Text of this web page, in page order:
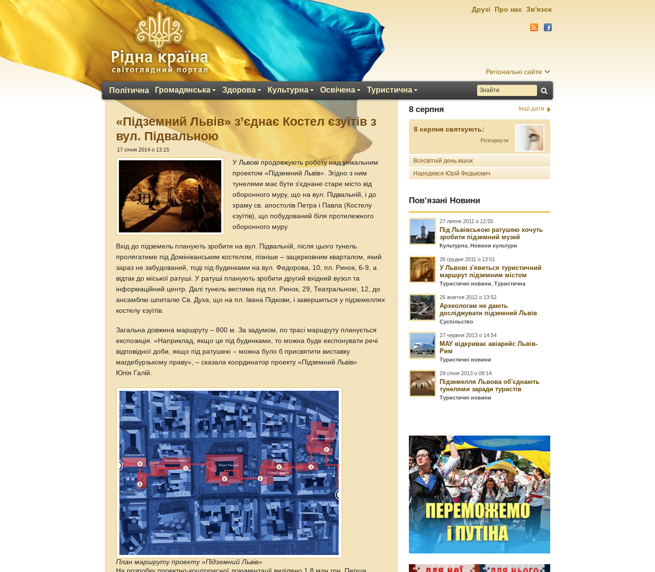
Регіональні сайти
Політична Громадянська Здорова Культурна Освічена Туристична
Друзі Про нас Зв'язок
«Підземний Львів» з’єднає Костел єзуїтів з
вул. Підвальною
17 січня 2014 о 13:15
У Львові продовжують роботу над унікальним
проектом «Підземний Львів». Згідно з ним
тунелями має бути з'єднане старе місто від
оборонного муру, що на вул. Підвальній, і до
храму св. апостолів Петра і Павла (Костелу
єзуїтів), що побудований біля протилежного
оборонного муру.
Вхід до підземель планують зробити на вул. Підвальній, після цього тунель
пролягатиме під Домініканським костелом, пізніше – зацерковним кварталом, який
зараз не забудований, тоді під будинками на вул. Федорова, 10, пл. Ринок, 6-9, а
відтак до міської ратуші. У ратуші планують зробити другий вхідний вузол та
інформаційний центр. Далі тунель вестиме під пл. Ринок, 29, Театральною, 12, до
ансамблю шпиталю Св. Духа, що на пл. Івана Підкови, і завершиться у підземеллях
костелу єзуїтів.
Загальна довжина маршруту – 800 м. За задумом, по трасі маршруту планується
експозиція. «Наприклад, якщо це під будинками, то можна буде експонувати речі
відповідної доби, якщо під ратушею – можна було б присвятити виставку
магдебурзькому праву», – сказала координатор проекту «Підземний Львів»
Юлія Галій.
План маршруту проекту «Підземний Львів»
8 серпня Інші дати
8 серпня святкують:
Розгорнути
Всесвітній день кішок
Народився Юрій Федькович
Пов’язані Новини
27 липня 2011 о 12:55
Під Львівською ратушею хочуть
зробити підземний музей
Культурна Новини культури
26 грудня 2011 о 13:01
У Львові з'явиться туристичний
маршрут підземним містом
Туристичні новини ,Туристична
26 жовтня 2012 о 13:52
Археологам не дають
досліджувати підземний Львів
Суспільство
27 червня 2013 о 14:54
МАУ відкриває авіарейс Львів-
Рим
Туристичні новини
29 січня 2013 о 09:14
Підземелля Львова об'єднають
тунелями заради туристів
Туристичні новини